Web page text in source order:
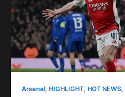
Arsenal, HIGHLIGHT, HOT NEWS,